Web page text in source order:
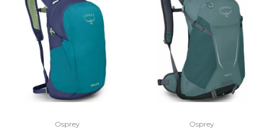
Osprey Osprey